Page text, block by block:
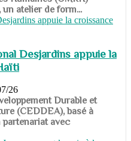
atelier de form...
Desjardins appuie la
26
Durable et
(CEDDEA), basé à
partenariat avec